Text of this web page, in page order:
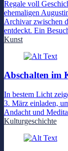
Regale voll
ehemaligen
Archivar zwischen
entdeckt. Ein
Kunst
Abschalten im
In bestem Licht
3. März einladen,
Andacht und
Kulturgeschichte